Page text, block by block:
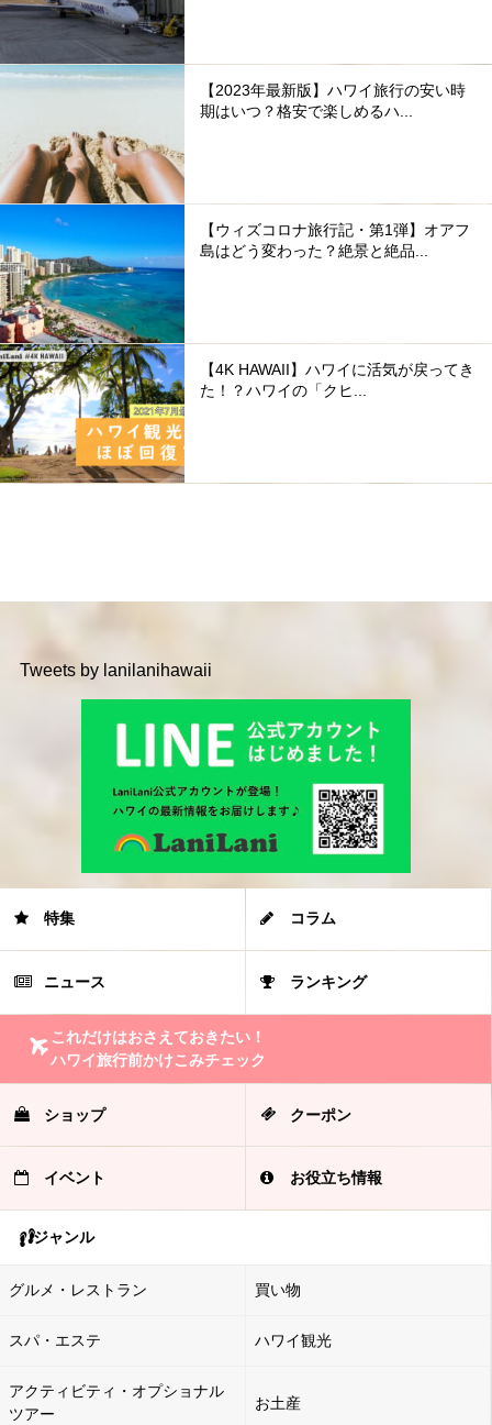
【2023年最新版】ハワイ旅行の安い時
期はいつ？格安で楽しめるハ...
【ウィズコロナ旅行記・第1弾】オアフ
島はどう変わった？絶景と絶品...
【4K HAWAII】ハワイに活気が戻ってき
た！？ハワイの「クヒ...
Tweets by lanilanihawaii
特集 コラム
ニュース ランキング
これだけはおさえておきたい！
ハワイ旅行前かけこみチェック
ショップ クーポン
イベント お役立ち情報
ジャンル
グルメ・レストラン 買い物
スパ・エステ ハワイ観光
アクティビティ・オプショナル
ツアー
お土産